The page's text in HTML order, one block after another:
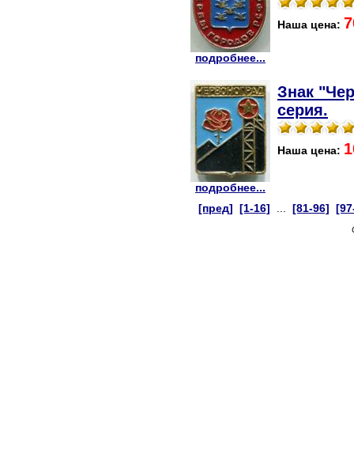
подробнее...
Наша цена:
подробнее...
Знак
серия.
Наша цена:
[пред] [1-16] [81-96]